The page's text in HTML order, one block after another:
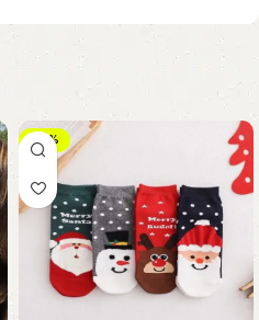
-25%